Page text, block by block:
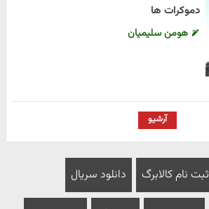
دموکرات ها
هومن سلیمیان
آرشیو
ثبت نام کالابرگ دانلود سریال